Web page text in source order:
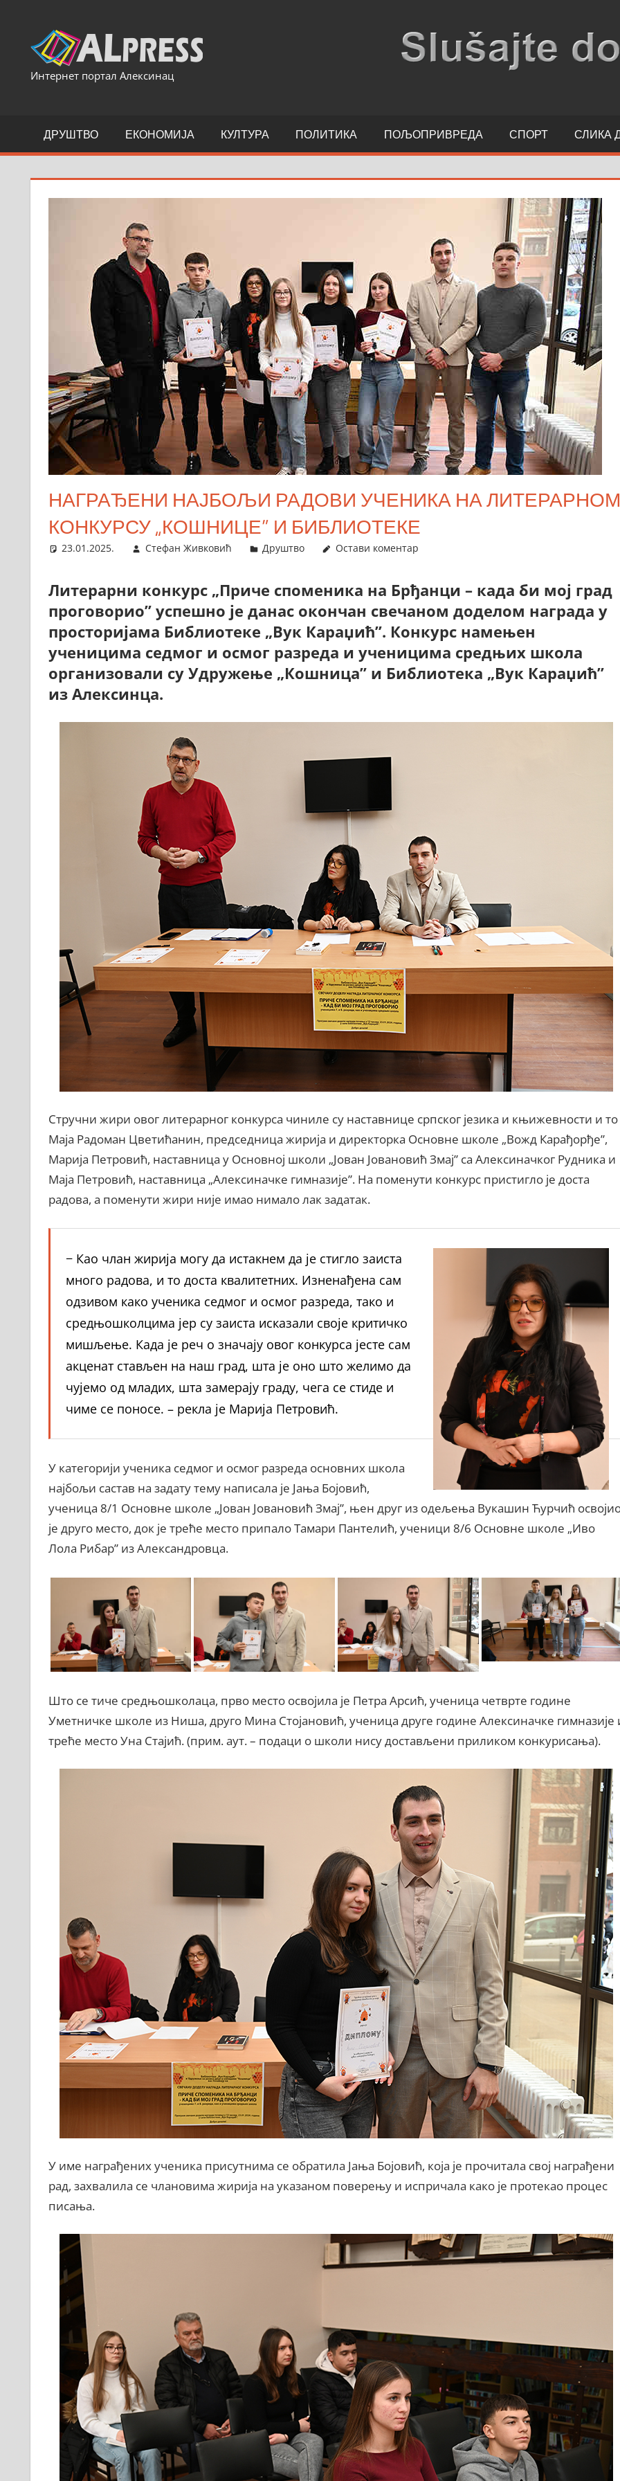
content
Интернет портал Алексинац
ДРУШТВО ЕКОНОМИЈА КУЛТУРА ПОЛИТИКА ПОЉОПРИВРЕДА СПОРТ СЛИКА
НАГРАЂЕНИ НАЈБОЉИ РАДОВИ УЧЕНИКА НА ЛИТЕРАРНОМ
КОНКУРСУ „КОШНИЦЕ” И БИБЛИОТЕКЕ
23.01.2025. Стефан Живковић Друштво Остави коментар
Литерарни конкурс „Приче споменика на Брђанци – када би мој град
проговорио” успешно је данас окончан свечаном доделом награда у
просторијама Библиотеке „Вук Караџић”. Конкурс намењен
ученицима седмог и осмог разреда и ученицима средњих школа
организовали су Удружење „Кошница” и Библиотека „Вук Караџић”
из Алексинца.
Стручни жири овог литерарног конкурса чиниле су наставнице српског језика и књижевности и то
Маја Радоман Цветићанин, председница жирија и директорка Основне школе „Вожд Карађорђе”,
Марија Петровић, наставница у Основној школи „Јован Јовановић Змај” са Алексиначког Рудника и
Маја Петровић, наставница „Алексиначке гимназије”. На поменути конкурс пристигло је доста
радова, а поменути жири није имао нимало лак задатак.
− Као члан жирија могу да истакнем да је стигло заиста
много радова, и то доста квалитетних. Изненађена сам
одзивом како ученика седмог и осмог разреда, тако и
средњошколцима јер су заиста исказали своје критичко
мишљење. Када је реч о значају овог конкурса јесте сам
акценат стављен на наш град, шта је оно што желимо да
чујемо од младих, шта замерају граду, чега се стиде и
чиме се поносе. – рекла је Марија Петровић.
У категорији ученика седмог и осмог разреда основних школа
најбољи састав на задату тему написала је Јања Бојовић,
ученица 8/1 Основне школе „Јован Јовановић Змај”, њен друг из одељења Вукашин Ћурчић
је друго место, док је треће место припало Тамари Пантелић, ученици 8/6 Основне школе „Иво
Лола Рибар” из Александровца.
Што се тиче средњошколаца, прво место освојила је Петра Арсић, ученица четврте године
Уметничке школе из Ниша, друго Мина Стојановић, ученица друге године Алексиначке гимназије
треће место Уна Стајић. (прим. аут. – подаци о школи нису достављени приликом конкурисања).
У име награђених ученика присутнима се обратила Јања Бојовић, која је прочитала свој награђени
рад, захвалила се члановима жирија на указаном поверењу и испричала како је протекао процес
писања.